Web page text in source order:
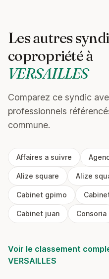
Les autres
copropriété à
VERSAILLES
Comparez ce syndic
professionnels
commune.
Affaires a suivre
Alize square Alize
Cabinet gpimo
Cabinet juan Consoria
Voir le classement
VERSAILLES